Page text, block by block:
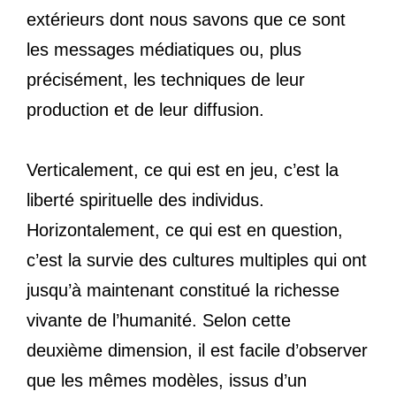
extérieurs dont nous savons que ce sont
les messages médiatiques ou, plus
précisément, les techniques de leur
production et de leur diffusion.
Verticalement, ce qui est en jeu, c’est la
liberté spirituelle des individus.
Horizontalement, ce qui est en question,
c’est la survie des cultures multiples qui ont
jusqu’à maintenant constitué la richesse
vivante de l’humanité. Selon cette
deuxième dimension, il est facile d’observer
que les mêmes modèles, issus d’un